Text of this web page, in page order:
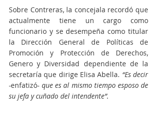
Sobre Contreras, la concejala recordó que
actualmente tiene un cargo como
funcionario y se desempeña como titular
la Dirección General de Políticas de
Promoción y Protección de Derechos,
Genero y Diversidad dependiente de la
secretaría que dirige Elisa Abella. “Es decir
-enfatizó- que es al mismo tiempo esposo de
su jefa y cuñado del intendente”.